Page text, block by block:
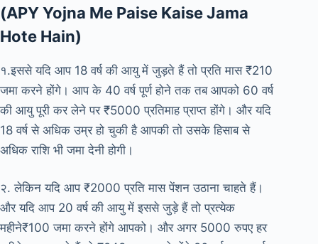
(APY Yojna Me Paise Kaise Jama
Hote Hain)
१.इससे यदि आप 18 वर्ष की आयु में जुड़ते हैं तो प्रति मास ₹210
जमा करने होंगे। आप के 40 वर्ष पूर्ण होने तक तब आपको 60 वर्ष
की आयु पूरी कर लेने पर ₹5000 प्रतिमाह प्राप्त होंगे। और यदि
18 वर्ष से अधिक उम्र हो चुकी है आपकी तो उसके हिसाब से
अधिक राशि भी जमा देनी होगी।
२. लेकिन यदि आप ₹2000 प्रति मास पेंशन उठाना चाहते हैं।
और यदि आप 20 वर्ष की आयु में इससे जुड़े हैं तो प्रत्येक
महीने₹100 जमा करने होंगे आपको। और अगर 5000 रुपए हर